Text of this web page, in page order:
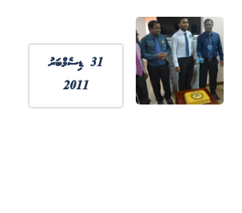
31 ޑިސެމްބަރު
2011